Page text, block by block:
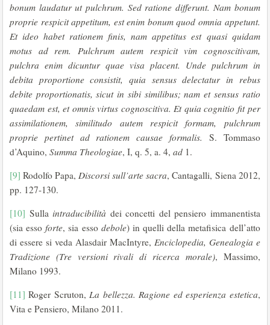
bonum laudatur ut pulchrum. Sed ratione differunt. Nam bonum
proprie respicit appetitum, est enim bonum quod omnia appetunt.
Et ideo habet rationem finis, nam appetitus est quasi quidam
motus ad rem. Pulchrum autem respicit vim cognoscitivam,
pulchra enim dicuntur quae visa placent. Unde pulchrum in
debita proportione consistit, quia sensus delectatur in rebus
debite proportionatis, sicut in sibi similibus; nam et sensus ratio
quaedam est, et omnis virtus cognoscitiva. Et quia cognitio fit per
assimilationem, similitudo autem respicit formam, pulchrum
proprie pertinet ad rationem causae formalis. S. Tommaso
d’Aquino, Summa Theologiae, I, q. 5, a. 4, ad 1.
[9] Rodolfo Papa, Discorsi sull’arte sacra, Cantagalli, Siena 2012,
pp. 127-130.
[10] Sullaintraducibilità dei concetti del pensiero immanentista
(sia essoforte, sia esso debole) in quelli della metafisica dell’atto
di essere si veda Alasdair MacIntyre, Enciclopedia, Genealogia e
Tradizione (Tre versioni rivali di ricerca morale), Massimo,
Milano 1993.
[11] Roger Scruton, La bellezza. Ragione ed esperienza estetica,
Vita e Pensiero, Milano 2011.